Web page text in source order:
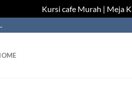
Kursi cafe Murah | Meja